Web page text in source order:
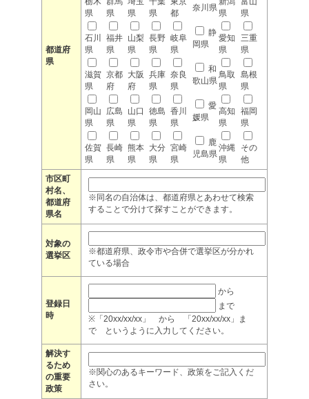
都道府
県
県
県
県
県
都
奈川県
県
県
石川
県
福井
県
山梨
県
長野
県
岐阜
県
静
岡県
愛知
県
三重
県
滋賀
県
京都
府
大阪
府
兵庫
県
奈良
県
和
歌山県
鳥取
県
島根
県
岡山
県
広島
県
山口
県
徳島
県
香川
県
愛
媛県
高知
県
福岡
県
佐賀
県
長崎
県
熊本
県
大分
県
宮崎
県
鹿
児島県
沖縄
県
その
他
市区町
村名、
都道府
県名
※同名の自治体は、都道府県とあわせて検索
することで分けて探すことができます。
対象の
選挙区
※都道府県、政令市や合併で選挙区が分かれ
ている場合
登録日
時
から
まで
※「20xx/xx/xx」 から 「20xx/xx/xx」ま
で というように入力してください。
解決す
るため
の重要
政策
※関心のあるキーワード、政策をご記入くだ
さい。